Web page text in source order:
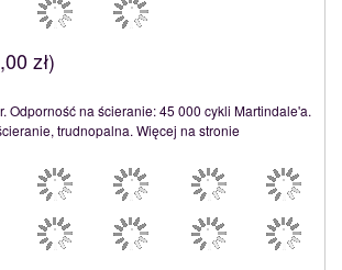
zł)
Odporność na ścieranie: 45 000 cykli Martindale'a.
trudnopalna. Więcej na stronie